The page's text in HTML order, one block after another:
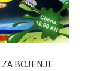
BOJENJE